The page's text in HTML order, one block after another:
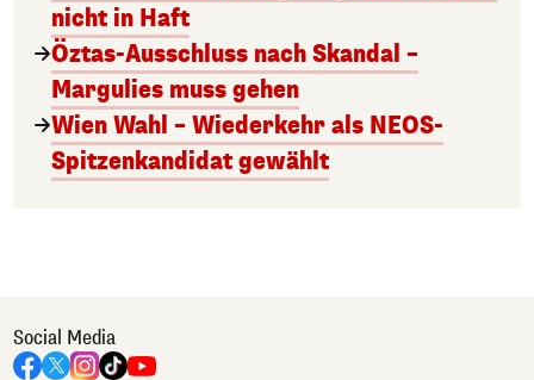
nicht in Haft
Öztas-Ausschluss nach Skandal –
Margulies muss gehen
Wien Wahl – Wiederkehr als NEOS-
Spitzenkandidat gewählt
Social Media